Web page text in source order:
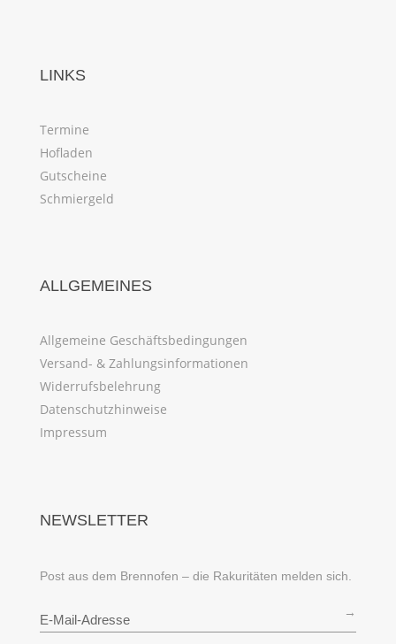
LINKS
Termine
Hofladen
Gutscheine
Schmiergeld
ALLGEMEINES
Allgemeine Geschäftsbedingungen
Versand- & Zahlungsinformationen
Widerrufsbelehrung
Datenschutzhinweise
Impressum
NEWSLETTER
Post aus dem Brennofen – die Rakuritäten melden sich.
→